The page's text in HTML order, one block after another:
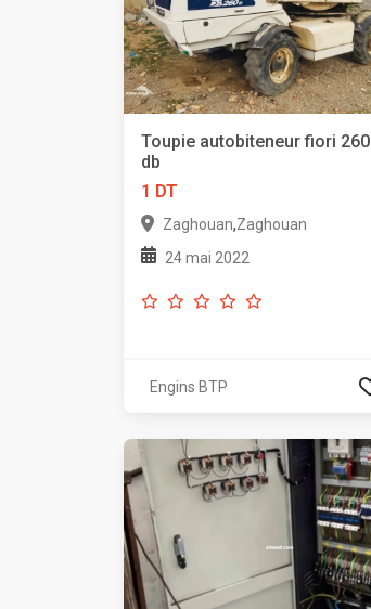
Toupie autobiteneur fiori 260
db
1 DT
Zaghouan,Zaghouan
24 mai 2022
Engins BTP